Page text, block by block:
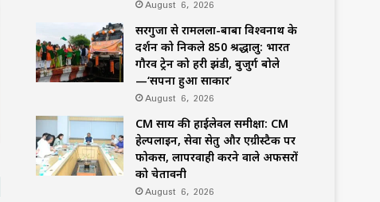
August 6, 2026
सरगुजा से रामलला-बाबा विश्वनाथ के
दर्शन को निकले 850 श्रद्धालु: भारत
गौरव ट्रेन को हरी झंडी, बुजुर्ग बोले
—‘सपना हुआ साकार’
August 6, 2026
CM साय की हाईलेवल समीक्षा: CM
हेल्पलाइन, सेवा सेतु और एग्रीस्टैक पर
फोकस, लापरवाही करने वाले अफसरों
को चेतावनी
August 6, 2026